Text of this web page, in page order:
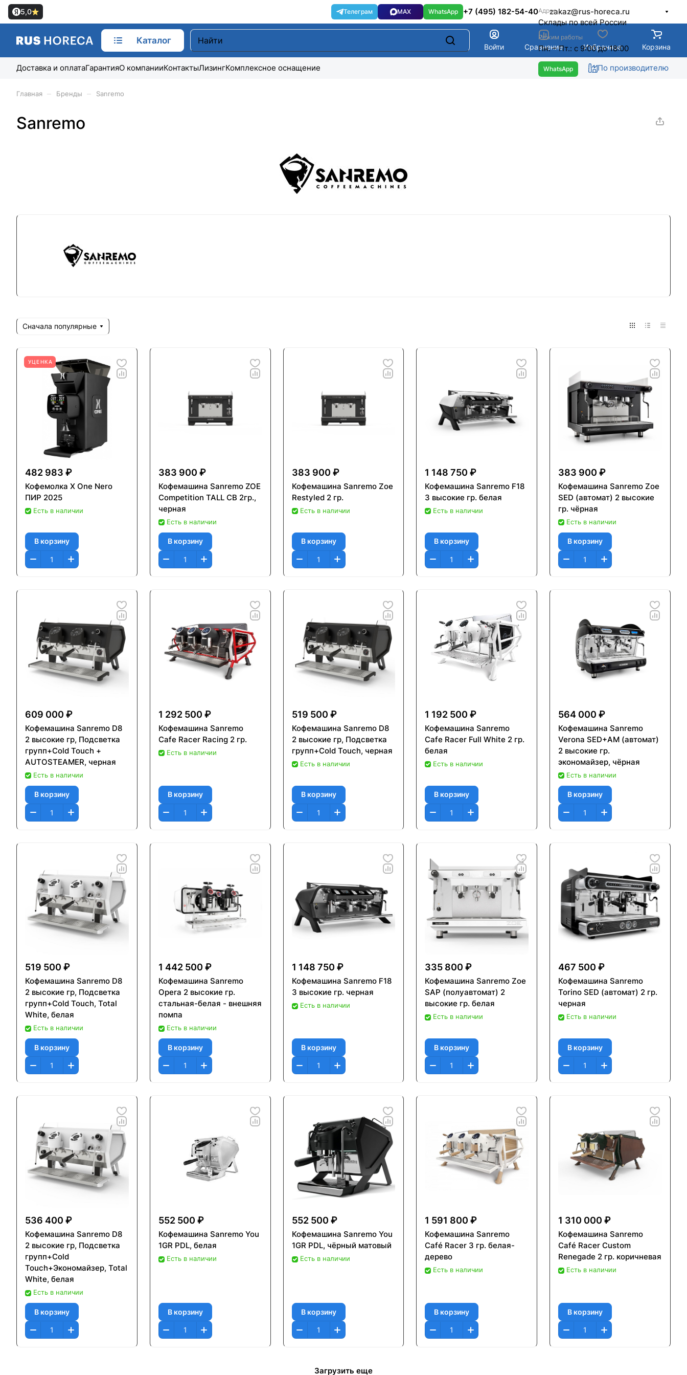
5,0 zakaz@rus-horeca.ru
+7 (495) 182-54-40Адрес
Cклады по всей России
Режим работы
Пн. – Пт.: с 9:00 до 18:00
Каталог
Войти Сравнение Избранное Корзина
Доставка и оплатаГарантияО компанииКонтактыЛизингКомплексное оснащение По производителю
Главная Бренды Sanremo
Sanremo
Сначала популярные
УЦЕНКА
482 983 ₽
Кофемолка X One Nero
ПИР 2025
Есть в наличии
В корзину
383 900 ₽
Кофемашина Sanremo ZOE
Competition TALL CB 2гр.,
черная
Есть в наличии
В корзину
383 900 ₽
Кофемашина Sanremo Zoe
Restyled 2 гр.
Есть в наличии
В корзину
1 148 750 ₽
Кофемашина Sanremo F18
3 высокие гр. белая
Есть в наличии
В корзину
383 900 ₽
Кофемашина Sanremo Zoe
SED (автомат) 2 высокие
гр. чёрная
Есть в наличии
В корзину
609 000 ₽
Кофемашина Sanremo D8
2 высокие гр, Подсветка
групп+Cold Touch +
AUTOSTEAMER, черная
Есть в наличии
В корзину
1 292 500 ₽
Кофемашина Sanremo
Cafe Racer Racing 2 гр.
Есть в наличии
В корзину
519 500 ₽
Кофемашина Sanremo D8
2 высокие гр, Подсветка
групп+Cold Touch, черная
Есть в наличии
В корзину
1 192 500 ₽
Кофемашина Sanremo
Cafe Racer Full White 2 гр.
белая
Есть в наличии
В корзину
564 000 ₽
Кофемашина Sanremo
Verona SED+AM (автомат)
2 высокие гр.
экономайзер, чёрная
Есть в наличии
В корзину
519 500 ₽
Кофемашина Sanremo D8
2 высокие гр, Подсветка
групп+Cold Touch, Total
White, белая
Есть в наличии
В корзину
1 442 500 ₽
Кофемашина Sanremo
Opera 2 высокие гр.
стальная-белая - внешняя
помпа
Есть в наличии
В корзину
1 148 750 ₽
Кофемашина Sanremo F18
3 высокие гр. черная
Есть в наличии
В корзину
335 800 ₽
Кофемашина Sanremo Zoe
SAP (полуавтомат) 2
высокие гр. белая
Есть в наличии
В корзину
467 500 ₽
Кофемашина Sanremo
Torino SED (автомат) 2 гр.
черная
Есть в наличии
В корзину
536 400 ₽
Кофемашина Sanremo D8
2 высокие гр, Подсветка
групп+Cold
Touch+Экономайзер, Total
White, белая
Есть в наличии
В корзину
552 500 ₽
Кофемашина Sanremo You
1GR PDL, белая
Есть в наличии
В корзину
552 500 ₽
Кофемашина Sanremo You
1GR PDL, чёрный матовый
Есть в наличии
В корзину
1 591 800 ₽
Кофемашина Sanremo
Café Racer 3 гр. белая-
дерево
Есть в наличии
В корзину
1 310 000 ₽
Кофемашина Sanremo
Café Racer Custom
Renegade 2 гр. коричневая
Есть в наличии
В корзину
Загрузить еще